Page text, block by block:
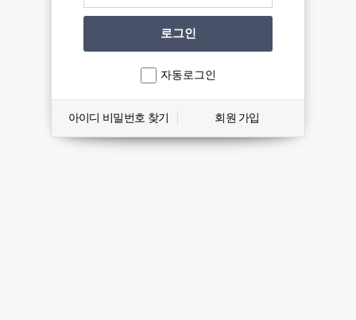
자동로그인
아이디 비밀번호 찾기 회원 가입